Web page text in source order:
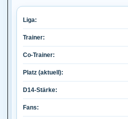
Liga:
Trainer:
Co-Trainer:
Platz (aktuell):
D14-Stärke:
Fans: